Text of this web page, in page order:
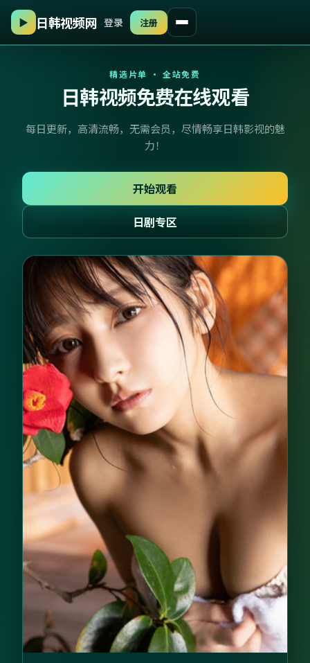
▶ 日韩视频网 登录 注册
精选片单 · 全站免费
日韩视频免费在线观看
每日更新，高清流畅，无需会员，尽情畅享日韩影视的魅
力！
开始观看
日剧专区